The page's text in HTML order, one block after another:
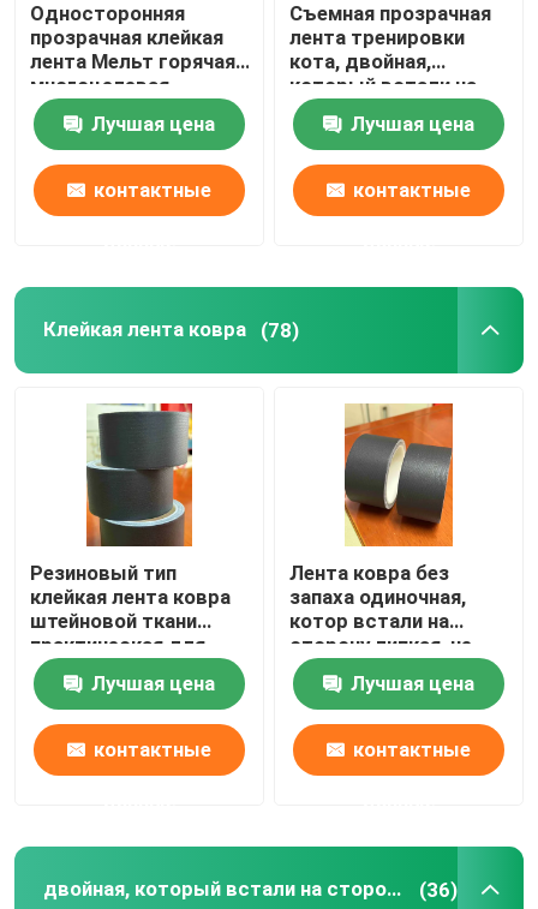
Клей для горячего плавления
Односторонняя
прозрачная клейкая
лента Мельт горячая
многоцелевая
практическая
Лучшая цена
контактные
Съемная прозрачная
лента тренировки
кота, двойная,
который встали на
сторону лента
флегматизатора
царапины кота
Лучшая цена
контактные
Клейкая лента ковра (78)
Резиновый тип
клейкая лента ковра
штейновой ткани
практическая для
студии съемок
Лучшая цена
контактные
Лента ковра без
запаха одиночная,
котор встали на
сторону липкая, не
отражательные
слипчивые прокладки
половика
Лучшая цена
контактные
двойная, который встали на сторону лента пены (36)